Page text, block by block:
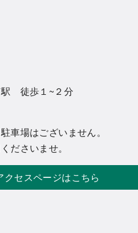
徒歩１~２分
車場はございません。
ださいませ。
クセスページはこちら